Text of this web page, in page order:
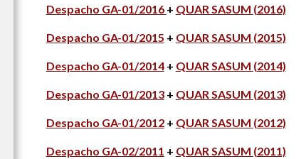
Despacho GA-01/2016 + QUAR SASUM (2016)
Despacho GA-01/2015 + QUAR SASUM (2015)
Despacho GA-01/2014+ QUAR SASUM (2014)
Despacho GA-01/2013+ QUAR SASUM (2013)
Despacho GA-01/2012+ QUAR SASUM (2012)
Despacho GA-02/2011 + QUAR SASUM (2011)